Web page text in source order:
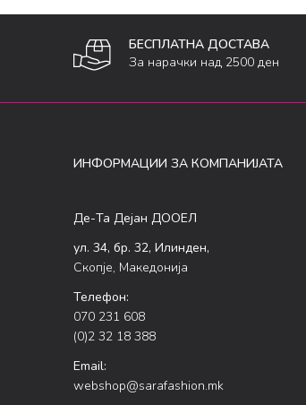
БЕСПЛАТНА ДОСТАВА
За нарачки над 2500 ден
ИНФОРМАЦИИ ЗА КОМПАНИЈАТА
Де-Та Дејан ДООЕЛ
ул. 34, бр. 32, Илинден,
Скопје, Македонија
Телефон:
070 231 608
(0)2 32 18 388
Email:
webshop@sarafashion.mk